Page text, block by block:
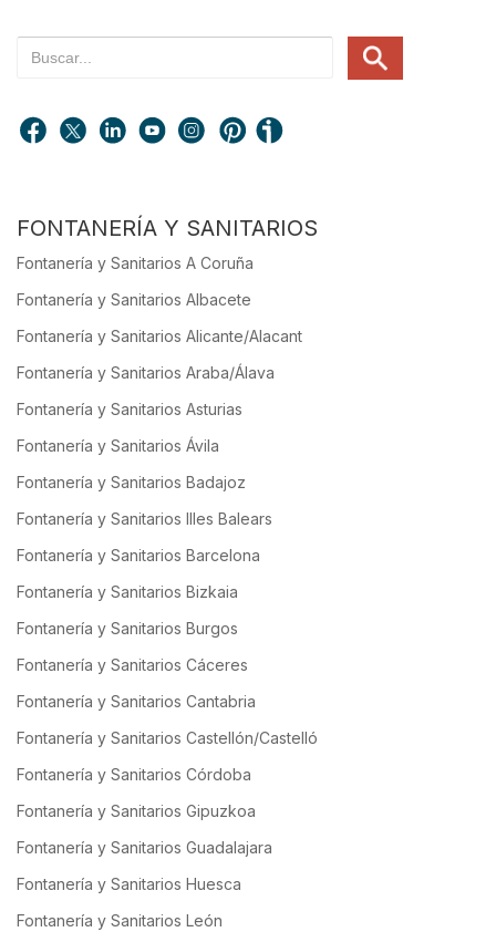
FONTANERÍA Y SANITARIOS
Fontanería y Sanitarios A Coruña
Fontanería y Sanitarios Albacete
Fontanería y Sanitarios Alicante/Alacant
Fontanería y Sanitarios Araba/Álava
Fontanería y Sanitarios Asturias
Fontanería y Sanitarios Ávila
Fontanería y Sanitarios Badajoz
Fontanería y Sanitarios Illes Balears
Fontanería y Sanitarios Barcelona
Fontanería y Sanitarios Bizkaia
Fontanería y Sanitarios Burgos
Fontanería y Sanitarios Cáceres
Fontanería y Sanitarios Cantabria
Fontanería y Sanitarios Castellón/Castelló
Fontanería y Sanitarios Córdoba
Fontanería y Sanitarios Gipuzkoa
Fontanería y Sanitarios Guadalajara
Fontanería y Sanitarios Huesca
Fontanería y Sanitarios León